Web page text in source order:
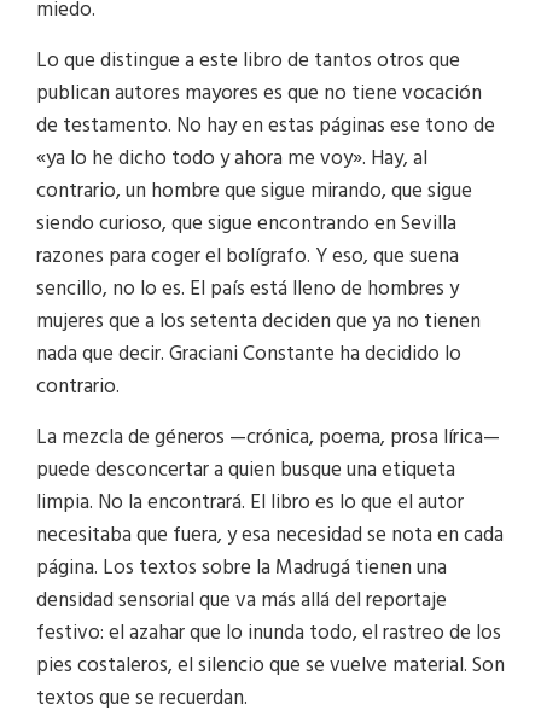
miedo.
Lo que distingue a este libro de tantos otros que
publican autores mayores es que no tiene vocación
de testamento. No hay en estas páginas ese tono de
«ya lo he dicho todo y ahora me voy». Hay, al
contrario, un hombre que sigue mirando, que sigue
siendo curioso, que sigue encontrando en Sevilla
razones para coger el bolígrafo. Y eso, que suena
sencillo, no lo es. El país está lleno de hombres y
mujeres que a los setenta deciden que ya no tienen
nada que decir. Graciani Constante ha decidido lo
contrario.
La mezcla de géneros —crónica, poema, prosa lírica—
puede desconcertar a quien busque una etiqueta
limpia. No la encontrará. El libro es lo que el autor
necesitaba que fuera, y esa necesidad se nota en cada
página. Los textos sobre la Madrugá tienen una
densidad sensorial que va más allá del reportaje
festivo: el azahar que lo inunda todo, el rastreo de los
pies costaleros, el silencio que se vuelve material. Son
textos que se recuerdan.